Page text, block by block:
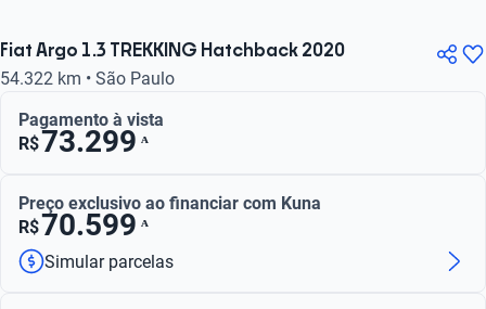
Fiat Argo 1.3 TREKKING Hatchback 2020
54.322 km • São Paulo
Pagamento à vista
R$73.299 ᴬ
Preço exclusivo ao financiar com Kuna
R$70.599 ᴬ
Simular parcelas